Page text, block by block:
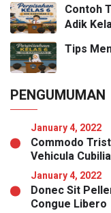
Contoh
Adik
Tips
PENGUMUMAN
January 4, 2022
Commodo
Vehicula
January 4, 2022
Donec Sit
Congue Libero